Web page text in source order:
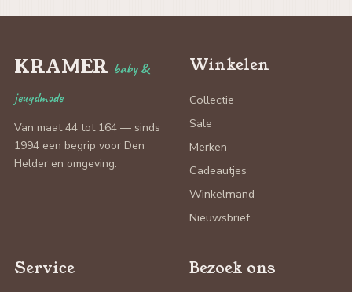
KRAMER baby &
jeugdmode
Van maat 44 tot 164 — sinds
1994 een begrip voor Den
Helder en omgeving.
Winkelen
Collectie
Sale
Merken
Cadeautjes
Winkelmand
Nieuwsbrief
Service Bezoek ons